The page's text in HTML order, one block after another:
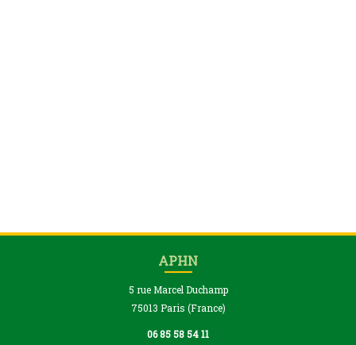
APHN
5 rue Marcel Duchamp
75013 Paris (France)
06 85 58 54 11